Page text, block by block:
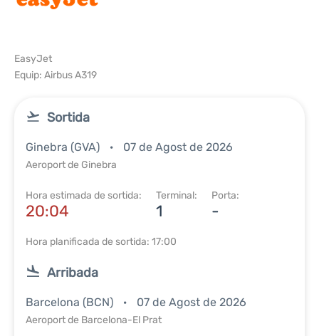
EasyJet
Equip: Airbus A319
Sortida
Ginebra (GVA) 07 de Agost de 2026
Aeroport de Ginebra
Hora estimada de sortida:
20:04
Terminal:
1
Porta:
-
Hora planificada de sortida: 17:00
Arribada
Barcelona (BCN) 07 de Agost de 2026
Aeroport de Barcelona-El Prat